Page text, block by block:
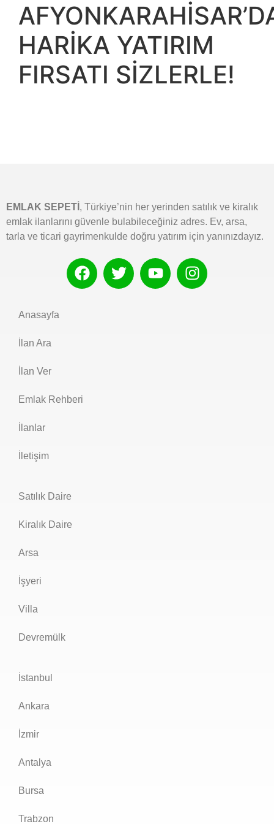
HARİKA YATIRIM
FIRSATI SİZLERLE!
EMLAK SEPETİ , Türkiye’nin her yerinden satılık ve kiralık
emlak ilanlarını güvenle bulabileceğiniz adres. Ev, arsa,
tarla ve ticari gayrimenkulde doğru yatırım için yanınızdayız.
Anasayfa
İlan Ara
İlan Ver
Emlak Rehberi
İlanlar
İletişim
Satılık Daire
Kiralık Daire
Arsa
İşyeri
Villa
Devremülk
İstanbul
Ankara
İzmir
Antalya
Bursa
Trabzon